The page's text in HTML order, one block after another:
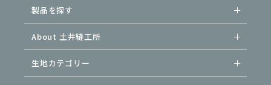
製品を探す
About 土井縫工所
生地カテゴリー